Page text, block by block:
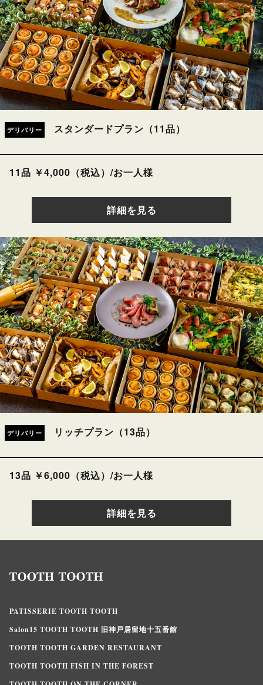
デリバリー スタンダードプラン（11品）
11品 ￥4,000（税込）/お一人様
詳細を見る
デリバリー リッチプラン（13品）
13品 ￥6,000（税込）/お一人様
詳細を見る
PATISSERIE TOOTH TOOTH
Salon15 TOOTH TOOTH 旧神戸居留地十五番館
TOOTH TOOTH GARDEN RESTAURANT
TOOTH TOOTH FISH IN THE FOREST